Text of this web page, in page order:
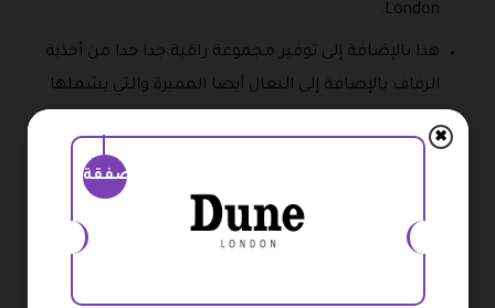
London.
هذا بالإضافة إلى توفير مجموعة راقية جدا جدا من أحذية
الزفاف بالإضافة إلى النعال أيضا المميزة والتي يشملها
كما يوجد أيضا العديد من أنواع الصنادل ومنها الفلات،
وايضا الصنادل التي تحتوي على كعب متوسط بالإضافة
إلى الكعب العالي، وهي من الأنواع الراقية جدا.
سميك، بالإضافة إلى وجود صنادل ذات نعل عريض أيضا
صفقة
✖